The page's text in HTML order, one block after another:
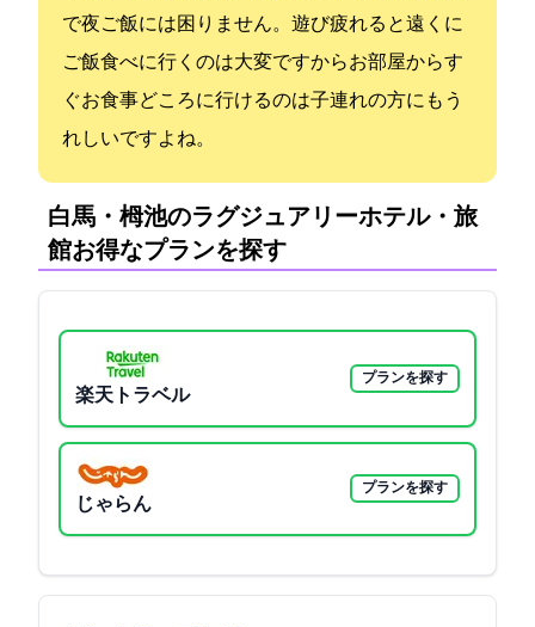
で夜ご飯には困りません。遊び疲れると遠くに
ご飯食べに行くのは大変ですからお部屋からす
ぐお食事どころに行けるのは子連れの方にもう
れしいですよね。
白馬・栂池のラグジュアリーホテル・旅
館:お得なプランを探す
楽天トラベル
プランを探す
じゃらん
プランを探す